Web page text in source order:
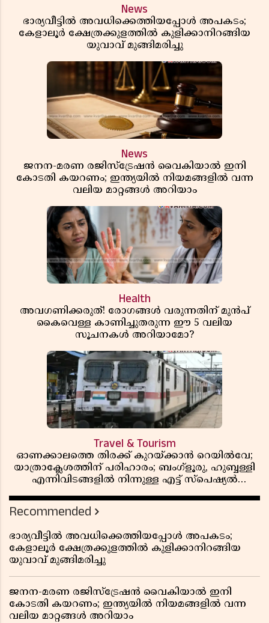
News
ഭാര്യവീട്ടിൽ അവധിക്കെത്തിയപ്പോൾ അപകടം;
കേളാലൂർ ക്ഷേത്രക്കുളത്തിൽ കുളിക്കാനിറങ്ങിയ
യുവാവ് മുങ്ങിമരിച്ചു
News
ജനന-മരണ രജിസ്ട്രേഷൻ വൈകിയാൽ ഇനി
കോടതി കയറണം; ഇന്ത്യയിൽ നിയമങ്ങളിൽ വന്ന
വലിയ മാറ്റങ്ങൾ അറിയാം
Health
അവഗണിക്കരുത്! രോഗങ്ങൾ വരുന്നതിന് മുൻപ്
കൈവെള്ള കാണിച്ചുതരുന്ന ഈ 5 വലിയ
സൂചനകൾ അറിയാമോ?
Travel & Tourism
ഓണക്കാലത്തെ തിരക്ക് കുറയ്ക്കാൻ റെയിൽവേ;
യാത്രാക്ലേശത്തിന് പരിഹാരം; ബംഗ്ളൂരു, ഹുബ്ബള്ളി
എന്നിവിടങ്ങളിൽ നിന്നുള്ള എട്ട് സ്പെഷ്യൽ
Recommended
ഭാര്യവീട്ടിൽ അവധിക്കെത്തിയപ്പോൾ അപകടം;
കേളാലൂർ ക്ഷേത്രക്കുളത്തിൽ കുളിക്കാനിറങ്ങിയ
യുവാവ് മുങ്ങിമരിച്ചു
ജനന-മരണ രജിസ്ട്രേഷൻ വൈകിയാൽ ഇനി
കോടതി കയറണം; ഇന്ത്യയിൽ നിയമങ്ങളിൽ വന്ന
വലിയ മാറ്റങ്ങൾ അറിയാം